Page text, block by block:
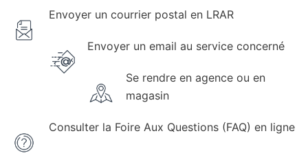
Envoyer un courrier postal en LRAR
Envoyer un email au service concerné
Se rendre en agence ou en
magasin
Consulter la Foire Aux Questions (FAQ) en ligne